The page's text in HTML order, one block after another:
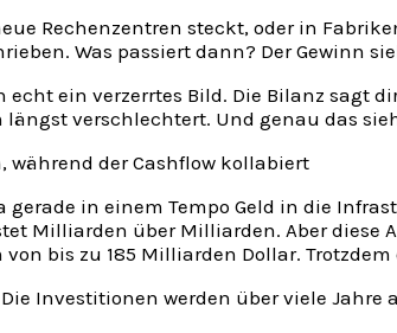
Rechenzentren steckt, oder in
Was passiert dann? Der Gewinn
ein verzerrtes Bild. Die Bilanz sagt
verschlechtert. Und genau das
während der Cashflow kollabiert
gerade in einem Tempo Geld in die
Milliarden über Milliarden. Aber
bis zu 185 Milliarden Dollar.
Investitionen werden über viele Jahre